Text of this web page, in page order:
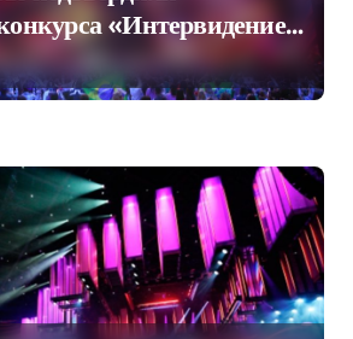
«Интервидение»
Аравии